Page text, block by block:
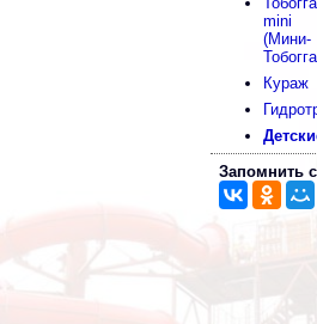
mini
(Мини-
Кураж
Запомнить